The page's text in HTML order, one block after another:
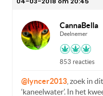
CannaBella
Deelnemer
853 reacties
@lyncer2013 , zoek in
‘kaneelwater’. In het